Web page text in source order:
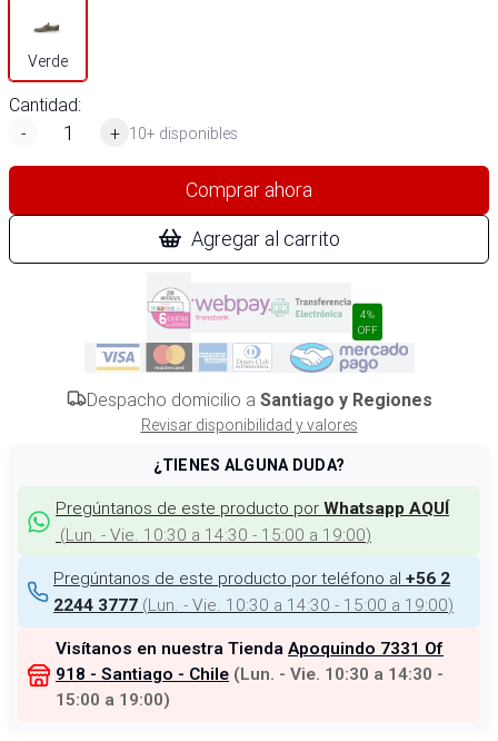
Verde
Cantidad:
-
+ 10+ disponibles
Comprar ahora
Agregar al carrito
4%
OFF
Despacho domicilio a Santiago y Regiones
Revisar disponibilidad y valores
¿TIENES ALGUNA DUDA?
Pregúntanos de este producto por Whatsapp AQUÍ
(Lun. - Vie. 10:30 a 14:30 - 15:00 a 19:00)
Pregúntanos de este producto por teléfono al +56 2
2244 3777 (Lun. - Vie. 10:30 a 14:30 - 15:00 a 19:00)
Visítanos en nuestra Tienda Apoquindo 7331 Of
918 - Santiago - Chile (Lun. - Vie. 10:30 a 14:30 -
15:00 a 19:00)